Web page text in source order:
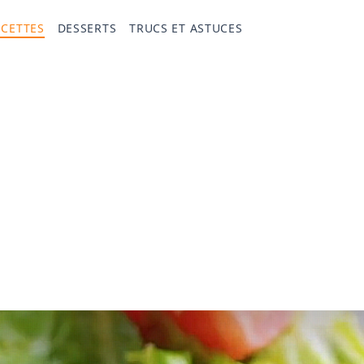
DESSERTS TRUCS ET ASTUCES